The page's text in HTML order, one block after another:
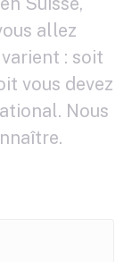
allez
: soit
vous devez
Nous